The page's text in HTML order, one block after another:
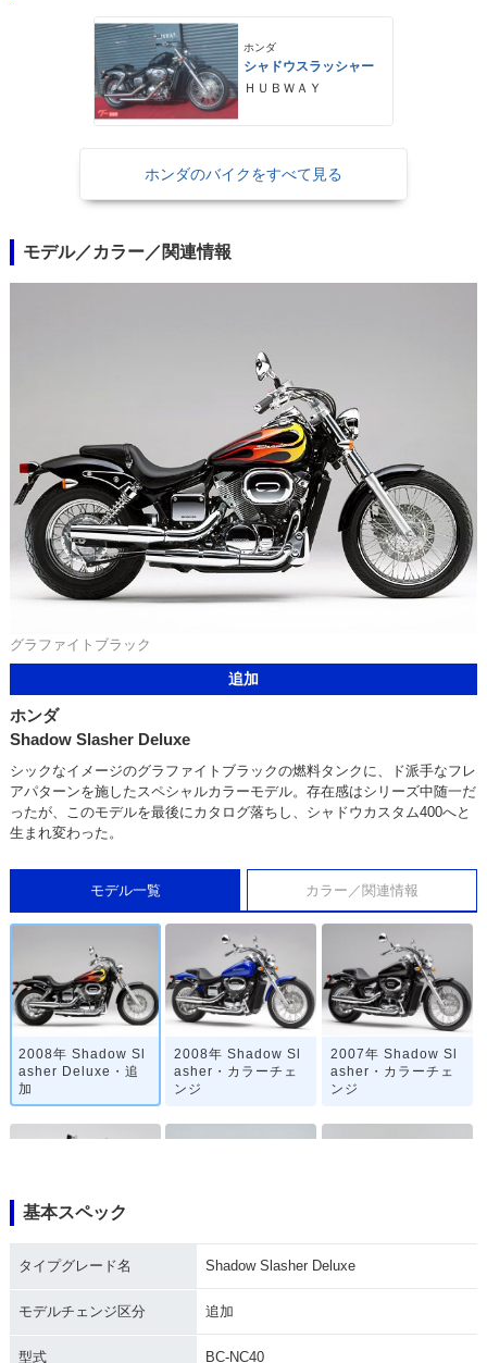
ホンダ
シャドウスラッシャー
ＨＵＢＷＡＹ
ホンダのバイクをすべて見る
モデル／カラー／関連情報
グラファイトブラック
追加
ホンダ
Shadow Slasher Deluxe
シックなイメージのグラファイトブラックの燃料タンクに、ド派手なフレ
アパターンを施したスペシャルカラーモデル。存在感はシリーズ中随一だ
ったが、このモデルを最後にカタログ落ちし、シャドウカスタム400へと
生まれ変わった。
モデル一覧 カラー／関連情報
2008年 Shadow Sl
asher Deluxe・追
加
2008年 Shadow Sl
asher・カラーチェ
ンジ
2007年 Shadow Sl
asher・カラーチェ
ンジ
asher・カラーチェ
asher・カラーチェ
asher プルバックハ
基本スペック
タイプグレード名 Shadow Slasher Deluxe
モデルチェンジ区分 追加
型式 BC-NC40